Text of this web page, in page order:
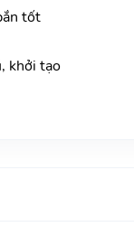
tốt
khởi tạo